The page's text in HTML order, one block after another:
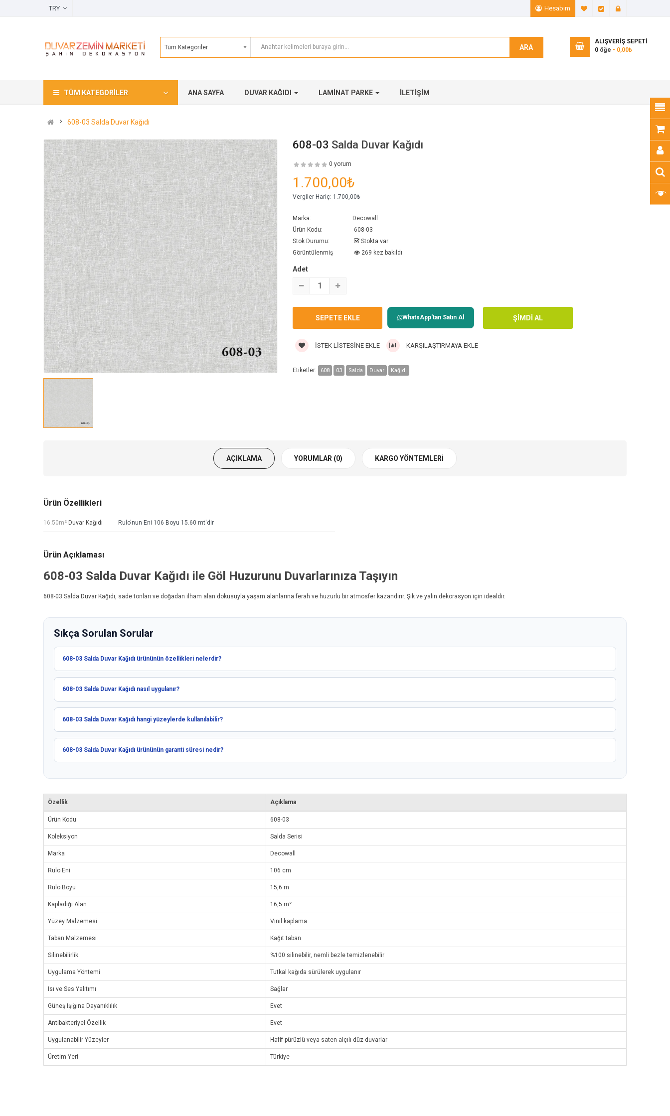
Hesabım A. Listem (0)
Ödeme
Tüm Kategoriler ARA
ALIŞVERIŞ SEPETI
0 öğe - 0,00₺
TÜM KATEGORILER ANA SAYFA DUVAR KAĞIDI LAMINAT PARKE İLETIŞIM
608-03 Salda Duvar Kağıdı
608-03 Salda Duvar Kağıdı
0 yorum
1.700,00₺
Vergiler Hariç: 1.700,00₺
Marka:
Decowall
Ürün Kodu:
608-03
Stok Durumu:
Stokta var
Görüntülenmiş
269 kez bakıldı
Adet
WhatsApp'tan Satın Al
İSTEK LISTESINE EKLE KARŞILAŞTIRMAYA EKLE
Etiketler: 608 03 Salda Duvar Kağıdı
AÇIKLAMA YORUMLAR (0) KARGO YÖNTEMLERI
Ürün Özellikleri
16.50m² Duvar Kağıdı Rulo'nun Eni 106 Boyu 15.60 mt'dir
Ürün Açıklaması
608-03 Salda Duvar Kağıdı ile Göl Huzurunu Duvarlarınıza Taşıyın
608-03 Salda Duvar Kağıdı, sade tonları ve doğadan ilham alan dokusuyla yaşam alanlarına ferah ve huzurlu bir atmosfer kazandırır. Şık ve yalın dekorasyon için idealdir.
Sıkça Sorulan Sorular
608-03 Salda Duvar Kağıdı ürününün özellikleri nelerdir?
608-03 Salda Duvar Kağıdı nasıl uygulanır?
608-03 Salda Duvar Kağıdı hangi yüzeylerde kullanılabilir?
608-03 Salda Duvar Kağıdı ürününün garanti süresi nedir?
Özellik Açıklama
Ürün Kodu 608-03
Koleksiyon Salda Serisi
Marka Decowall
Rulo Eni 106 cm
Rulo Boyu 15,6 m
Kapladığı Alan 16,5 m²
Yüzey Malzemesi Vinil kaplama
Taban Malzemesi Kağıt taban
Silinebilirlik %100 silinebilir, nemli bezle temizlenebilir
Uygulama Yöntemi Tutkal kağıda sürülerek uygulanır
Isı ve Ses Yalıtımı Sağlar
Güneş Işığına Dayanıklılık Evet
Antibakteriyel Özellik Evet
Uygulanabilir Yüzeyler Hafif pürüzlü veya saten alçılı düz duvarlar
Üretim Yeri Türkiye